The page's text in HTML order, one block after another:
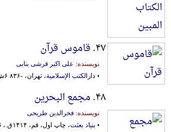
۴۷. قاموس قرآن
نویسنده: علی اکبر قرشی بنابی
• دارالکتب الإسلامیة، تهران، -۸۳۶ ۶ش.، 7 جلد
۴۸. مجمع البحرین
نویسنده: فخرالدین طریحی
• بنیاد بعثت، چاپ اول، قم، ۱۴۱۴ق.، 3 جلد، محقق: